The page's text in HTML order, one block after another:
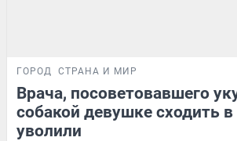
ГОРОД СТРАНА И МИР
Врача, посоветовавшего
собакой девушке сходить в
уволили